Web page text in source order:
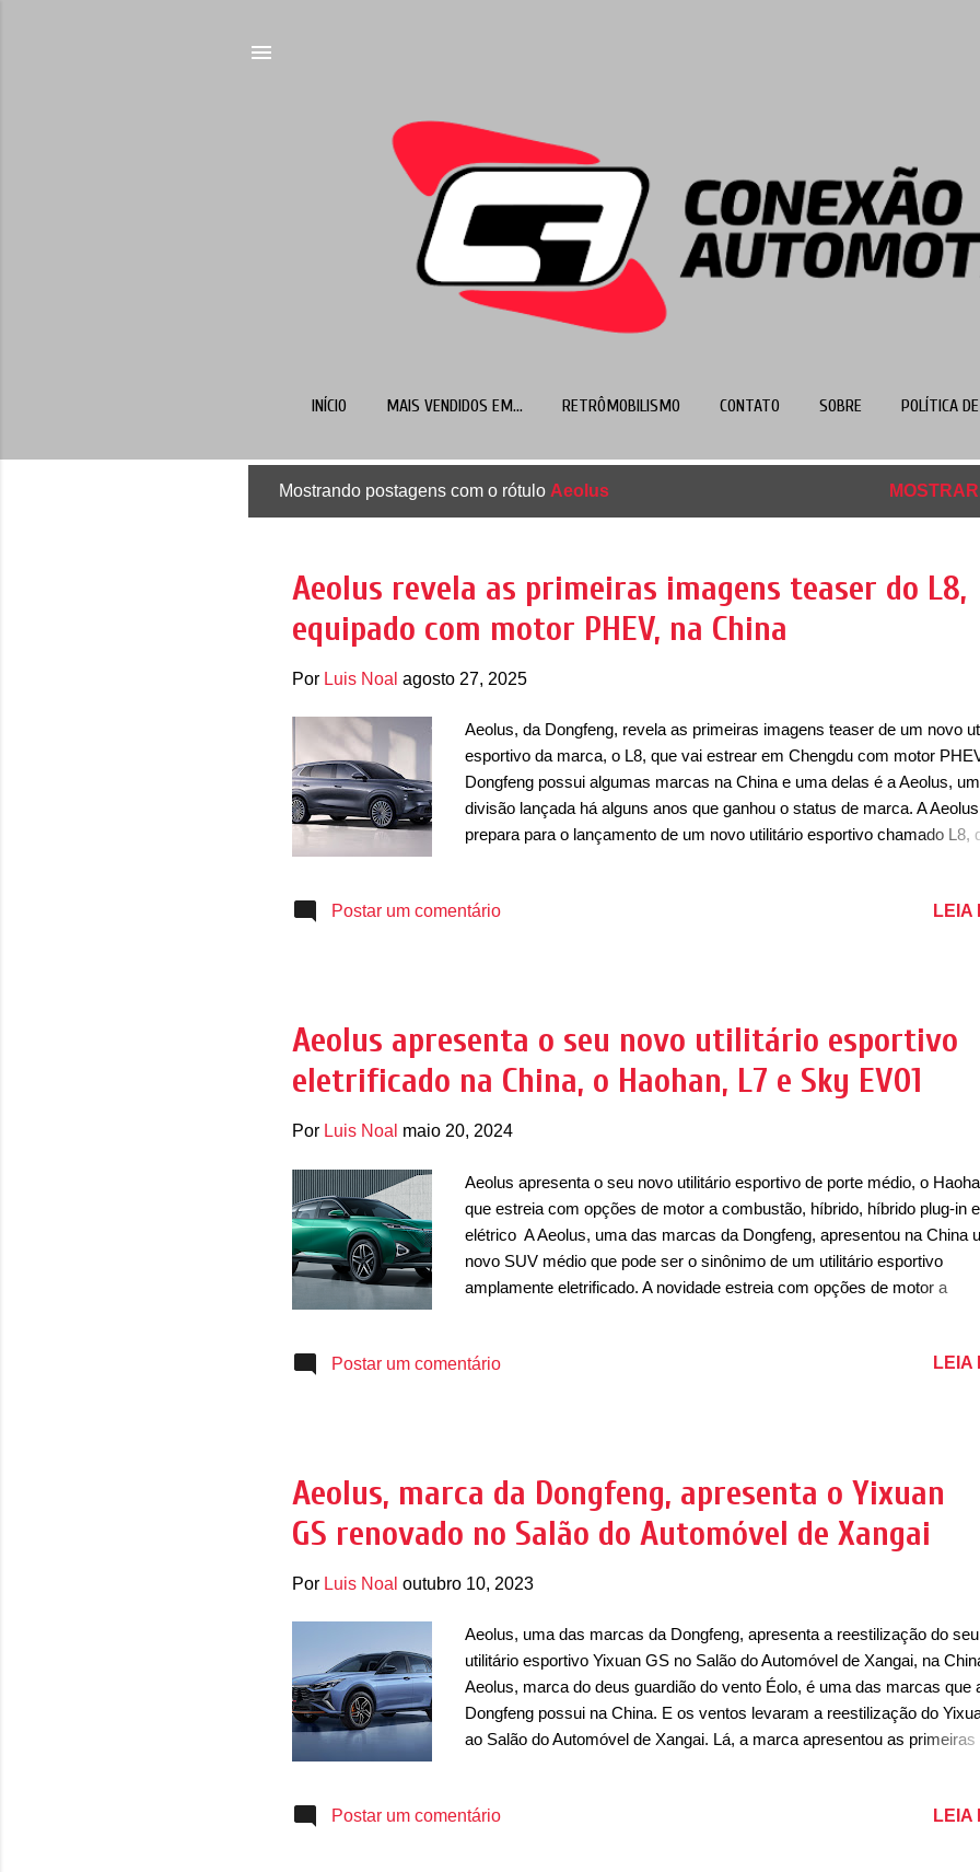
INÍCIO MAIS VENDIDOS EM... RETRÔMOBILISMO CONTATO SOBRE POLÍTICA
Mostrando postagens com o rótulo Aeolus
Aeolus revela as primeiras imagens teaser do L8,
equipado com motor PHEV, na China
Por Luis Noal agosto 27, 2025
Aeolus, da Dongfeng, revela as primeiras imagens teaser de um novo
esportivo da marca, o L8, que vai estrear em Chengdu com motor
Dongfeng possui algumas marcas na China e uma delas é a Aeolus,
divisão lançada há alguns anos que ganhou o status de marca. A
prepara para o lançamento de um novo utilitário esportivo chamado L8,
portas dentro de algumas horas. Sendo um SUV médio, o L8 apostará
pixelada e a parte inferior possui uma faixa horizontal em LED. Essa
os faróis superiores se conectam entre si, enquanto os farói...
Postar um comentário LEIA
Aeolus apresenta o seu novo utilitário esportivo
eletrificado na China, o Haohan, L7 e Sky EV01
Por Luis Noal maio 20, 2024
Aeolus apresenta o seu novo utilitário esportivo de porte médio, o
que estreia com opções de motor a combustão, híbrido, híbrido plug-in e
elétrico A Aeolus, uma das marcas da Dongfeng, apresentou na China
novo SUV médio que pode ser o sinônimo de um utilitário esportivo
amplamente eletrificado. A novidade estreia com opções de motor a
opções, faltou apenas ser equipado com uma opção de motor a células
chinesa, com um design mais moderno e que chama a atenção. Na
por exemplo, ele possui faróis afilados que contam com um projetor de
luzes diurnas (DRL) em LED. Essas luzes DRL dos faróis se con...
Postar um comentário LEIA
Aeolus, marca da Dongfeng, apresenta o Yixuan
GS renovado no Salão do Automóvel de Xangai
Por Luis Noal outubro 10, 2023
Aeolus, uma das marcas da Dongfeng, apresenta a reestilização do seu
utilitário esportivo Yixuan GS no Salão do Automóvel de Xangai, na
Aeolus, marca do deus guardião do vento Éolo, é uma das marcas que
Dongfeng possui na China. E os ventos levaram a reestilização do
ao Salão do Automóvel de Xangai. Lá, a marca apresentou as primeiras
é um sedã na linha é o Yixuan GS, um utilitário esportivo com uma
Postar um comentário LEIA